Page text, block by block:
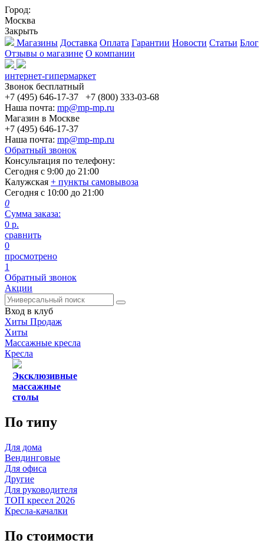
Город:
Москва
Закрыть
Магазины Доставка Оплата Гарантии Новости Статьи Блог
Отзывы о магазине О компании
интернет-гипермаркет
Звонок бесплатный
+7 (495) 646-17-37
+7 (800) 333-03-68
Наша почта: mp@mp-mp.ru
Магазин в Москве
+7 (495) 646-17-37
Наша почта: mp@mp-mp.ru
Обратный звонок
Консультация по телефону:
Сегодня с 9:00 до 21:00
Калужская + пункты самовывоза
Сегодня с 10:00 до 21:00
0
Сумма заказа:
0 р.
сравнить
0
просмотрено
1
Обратный звонок
Акции
Вход в клуб
Хиты Продаж
Хиты
Массажные кресла
Кресла
Эксклюзивные
массажные
столы
По типу
Для дома
Вендинговые
Для офиса
Другие
Для руководителя
ТОП кресел 2026
Кресла-качалки
По стоимости